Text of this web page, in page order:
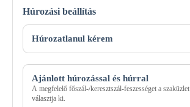
Húrozási beállítás
Húrozási
módHúrozatlanul kérem
Ajánlott húrozással és húrral
A megfelelő főszál-/keresztszál-feszességet a szaküzlet
választja ki.